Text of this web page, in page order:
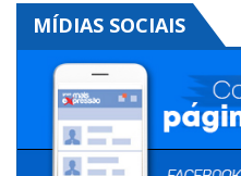
MÍDIAS SOCIAIS